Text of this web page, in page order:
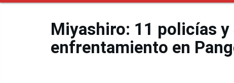
Miyashiro: 11 policías
enfrentamiento en